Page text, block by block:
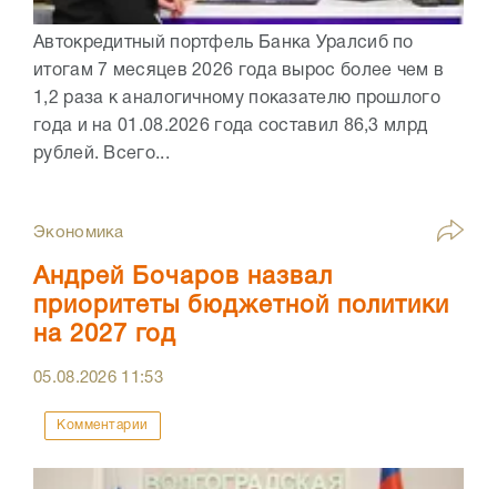
Автокредитный портфель Банка Уралсиб по
итогам 7 месяцев 2026 года вырос более чем в
1,2 раза к аналогичному показателю прошлого
года и на 01.08.2026 года составил 86,3 млрд
рублей. Всего...
Экономика
Андрей Бочаров назвал
приоритеты бюджетной политики
на 2027 год
05.08.2026 11:53
Комментарии